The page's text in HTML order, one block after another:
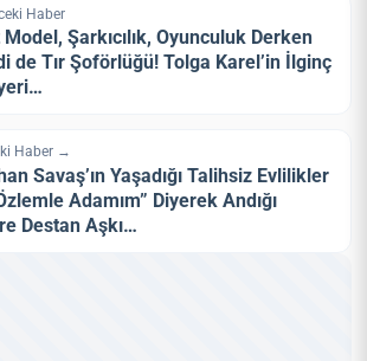
Haber
Model, Şarkıcılık, Oyunculuk Derken
de Tır Şoförlüğü! Tolga Karel’in İlginç
Haber →
Savaş’ın Yaşadığı Talihsiz Evlilikler
Adamım” Diyerek Andığı
Destan Aşkı…